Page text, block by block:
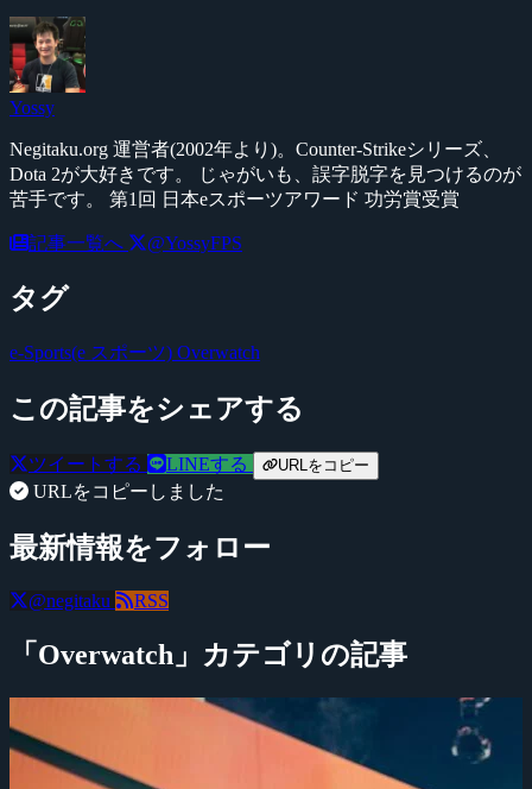
Yossy
Negitaku.org 運営者(2002年より)。Counter-Strikeシリーズ、
Dota 2が大好きです。 じゃがいも、誤字脱字を見つけるのが
苦手です。 第1回 日本eスポーツアワード 功労賞受賞
記事一覧へ @YossyFPS
タグ
e-Sports(e スポーツ) Overwatch
この記事をシェアする
ツイートする LINEする URLをコピー
URLをコピーしました
最新情報をフォロー
@negitaku RSS
「Overwatch」カテゴリの記事